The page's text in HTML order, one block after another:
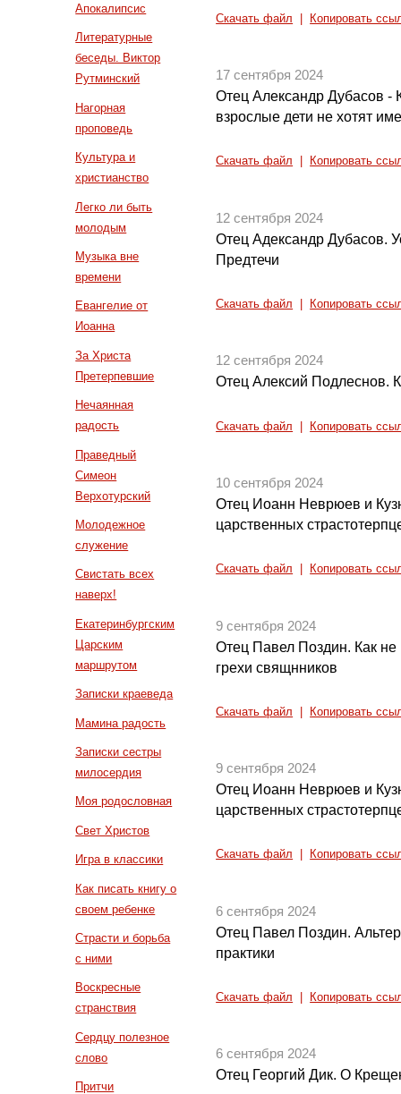
Апокалипсис
Литературные
беседы. Виктор
Рутминский
Нагорная
проповедь
Культура и
христианство
Легко ли быть
молодым
Музыка вне
времени
Евангелие от
Иоанна
За Христа
Претерпевшие
Нечаянная
радость
Праведный
Симеон
Верхотурский
Молодежное
служение
Свистать всех
наверх!
Екатеринбургским
Царским
маршрутом
Записки краеведа
Мамина радость
Записки сестры
милосердия
Моя родословная
Свет Христов
Игра в классики
Как писать книгу о
своем ребенке
Страсти и борьба
с ними
Воскресные
странствия
Сердцу полезное
слово
Притчи
Скачать файл Копировать
17 сентября 2024
Отец Александр Дубасов -
взрослые дети не хотят
Скачать файл Копировать
12 сентября 2024
Отец Адександр Дубасов.
Предтечи
Скачать файл Копировать
12 сентября 2024
Отец Алексий Подлеснов.
Скачать файл Копировать
10 сентября 2024
Отец Иоанн Неврюев и
царственных
Скачать файл Копировать
9 сентября 2024
Отец Павел Поздин. Как не
грехи свящнников
Скачать файл Копировать
9 сентября 2024
Отец Иоанн Неврюев и
царственных
Скачать файл Копировать
6 сентября 2024
Отец Павел Поздин.
практики
Скачать файл Копировать
6 сентября 2024
Отец Георгий Дик. О